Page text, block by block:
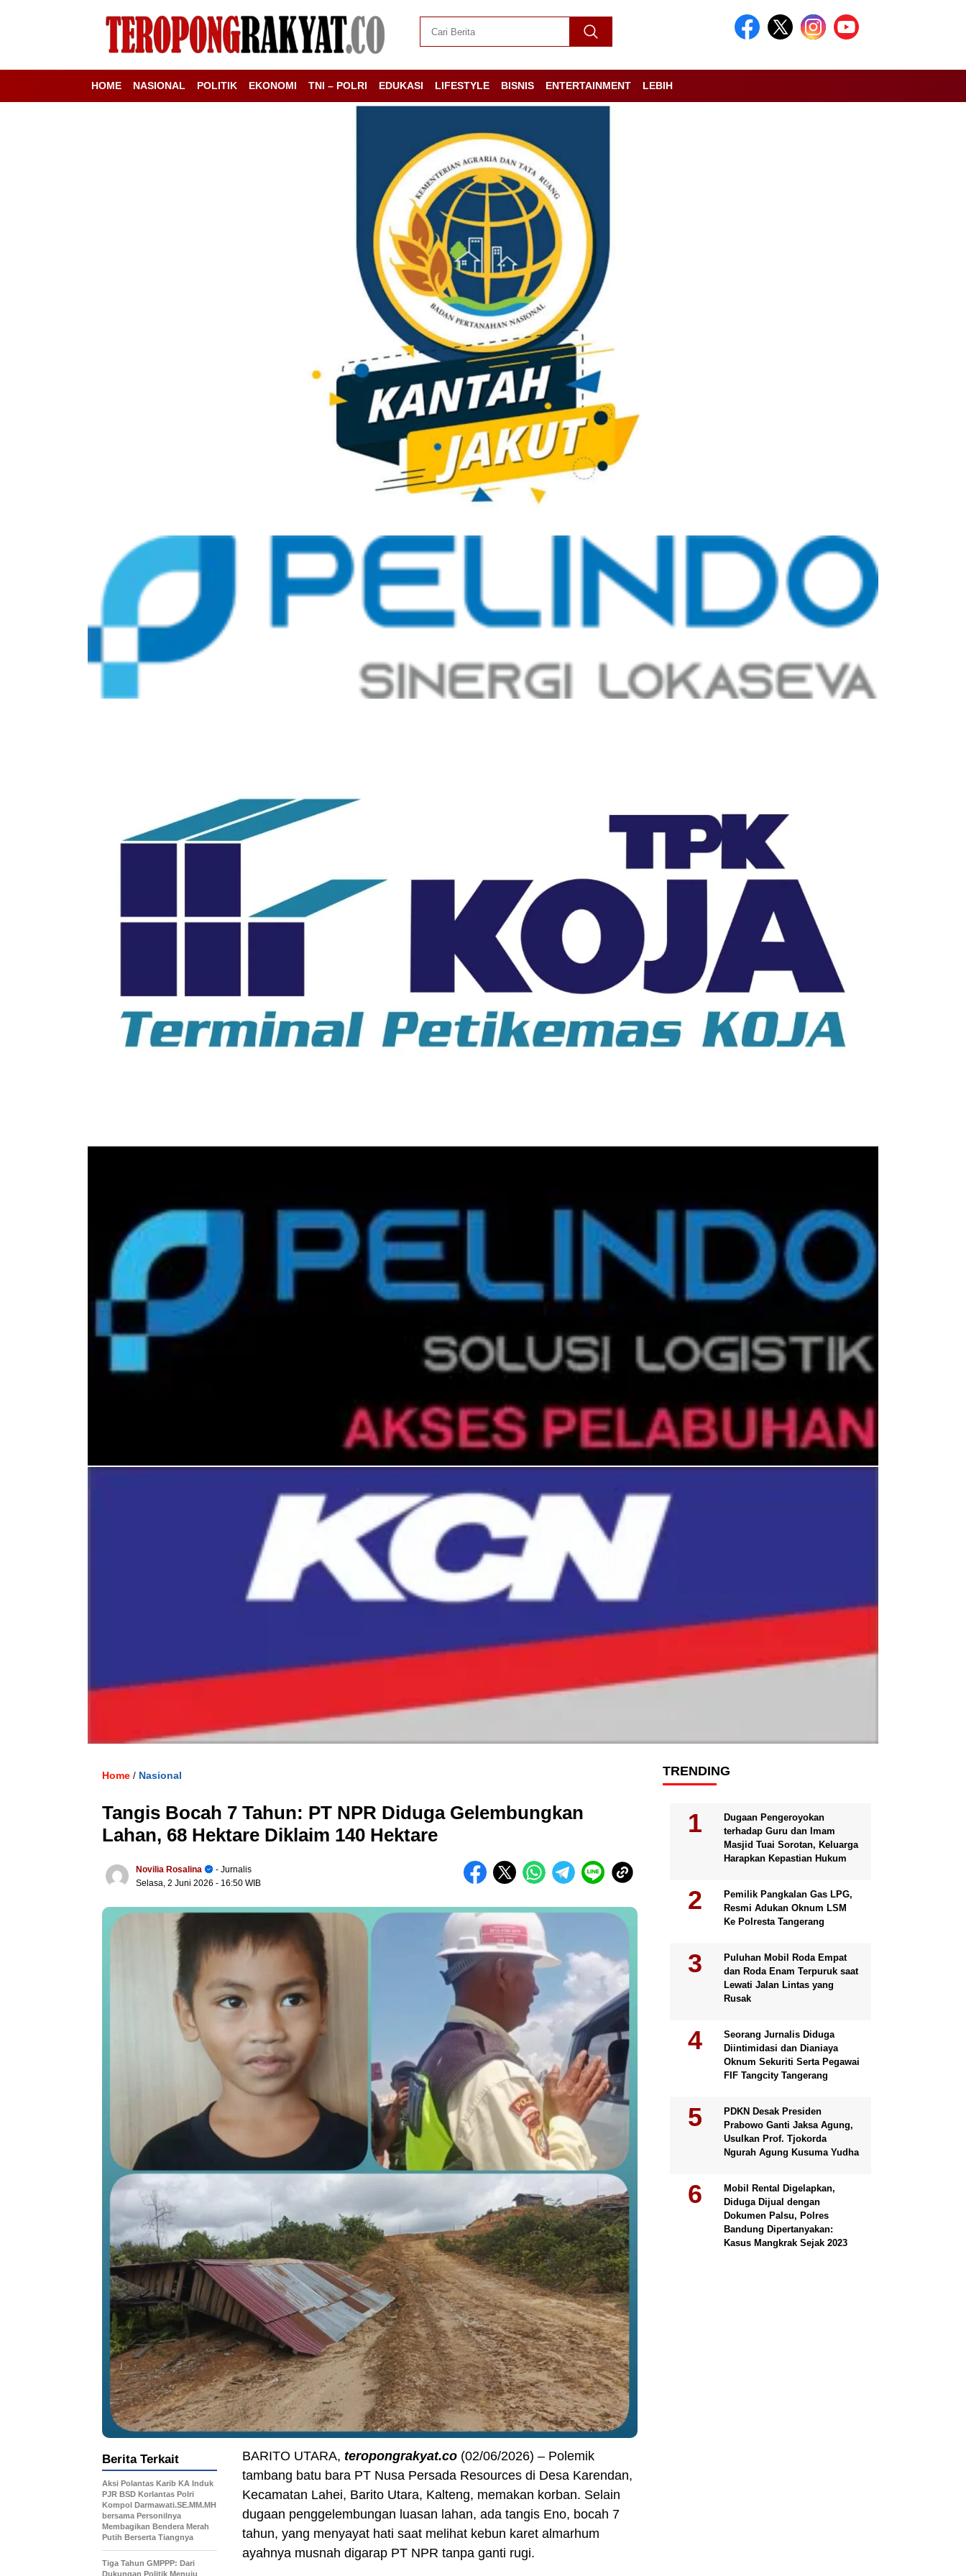
HOME NASIONAL POLITIK EKONOMI TNI – POLRI EDUKASI LIFESTYLE BISNIS ENTERTAINMENT LEBIH
Home / Nasional
Tangis Bocah 7 Tahun: PT NPR Diduga Gelembungkan
Lahan, 68 Hektare Diklaim 140 Hektare
Novilia Rosalina
- Jurnalis
Selasa, 2 Juni 2026 - 16:50 WIB
BARITO UTARA, teropongrakyat.co (02/06/2026) – Polemik
tambang batu bara PT Nusa Persada Resources di Desa Karendan,
Kecamatan Lahei, Barito Utara, Kalteng, memakan korban. Selain
dugaan penggelembungan luasan lahan, ada tangis Eno, bocah 7
tahun, yang menyayat hati saat melihat kebun karet almarhum
ayahnya musnah digarap PT NPR tanpa ganti rugi.
Berita Terkait
Aksi Polantas Karib KA Induk
PJR BSD Korlantas Polri
Kompol Darmawati.SE.MM.MH
bersama Personilnya
Membagikan Bendera Merah
Putih Berserta Tiangnya
Tiga Tahun GMPPP: Dari
Dukungan Politik Menuju
TRENDING
Dugaan Pengeroyokan
terhadap Guru dan Imam
Masjid Tuai Sorotan, Keluarga
Harapkan Kepastian Hukum
Pemilik Pangkalan Gas LPG,
Resmi Adukan Oknum LSM
Ke Polresta Tangerang
Puluhan Mobil Roda Empat
dan Roda Enam Terpuruk saat
Lewati Jalan Lintas yang
Rusak
Seorang Jurnalis Diduga
Diintimidasi dan Dianiaya
Oknum Sekuriti Serta Pegawai
FIF Tangcity Tangerang
PDKN Desak Presiden
Prabowo Ganti Jaksa Agung,
Usulkan Prof. Tjokorda
Ngurah Agung Kusuma Yudha
Mobil Rental Digelapkan,
Diduga Dijual dengan
Dokumen Palsu, Polres
Bandung Dipertanyakan:
Kasus Mangkrak Sejak 2023